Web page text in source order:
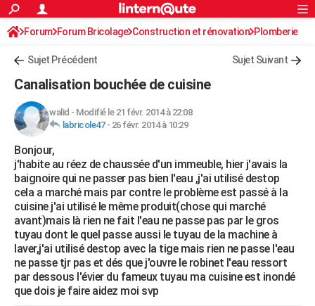
ACTUALITÉS
Politique
Société
Faits Divers
Education
Monde
Villes
+
FINANCE
Retraite
Impôts
Epargne
Immobilier
Risques naturels par ville
Banque
Assurance
Crédit
AUTO
Essais
Réserver un essai
Citadines
Berlines
SUV
Forum auto
+HIGH-TECH
Mobiles
Meilleur smartphone
Internet
Ordinateurs
Jeux vidéo
Guide high-tech
+BRICOLAGE
Forum
Aménagement intérieur
Extérieur
Cuisine
Salle de bains
Jardinage
Rangement
WEEK-END
Guides de France
Escapades
Patrimoine
Expositions
Musées
Week-end nature
+LIFESTYLE
Art de vivre
Bien-être
Loisirs
Modes de vie
SANTE
Alimentation
Guide de la santé
Maladies
Médicaments
Sommeil
Rechercher
S'inscrire
Connexion
Forum Forum Bricolage Construction et rénovation Plomberie
Sujet Précédent Sujet Suivant
Canalisation bouchée de cuisine
walid - Modifié le 21 févr. 2014 à 22:08
labricole47- 26 févr. 2014 à 10:29
Bonjour,
j'habite au réez de chaussée d'un immeuble, hier j'avais la
baignoire qui ne passer pas bien l'eau ,j'ai utilisé destop
cela a marché mais par contre le problème est passé à la
cuisine j'ai utilisé le même produit(chose qui marché
avant)mais là rien ne fait l'eau ne passe pas par le gros
tuyau dont le quel passe aussi le tuyau de la machine à
laver,j'ai utilisé destop avec la tige mais rien ne passe l'eau
ne passe tjr pas et dés que j'ouvre le robinet l'eau ressort
par dessous l'évier du fameux tuyau ma cuisine est inondé
que dois je faire aidez moi svp